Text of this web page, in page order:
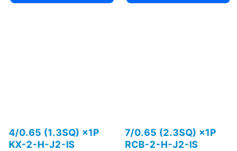
4/0.65 (1.3SQ) ×1P
KX-2-H-J2-IS
7/0.65 (2.3SQ) ×1P
RCB-2-H-J2-IS